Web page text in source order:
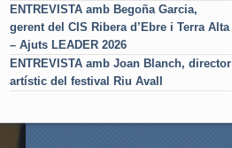
ENTREVISTA amb Begoña Garcia,
gerent del CIS Ribera d’Ebre i Terra Alta
– Ajuts LEADER 2026
ENTREVISTA amb Joan Blanch, director
artístic del festival Riu Avall